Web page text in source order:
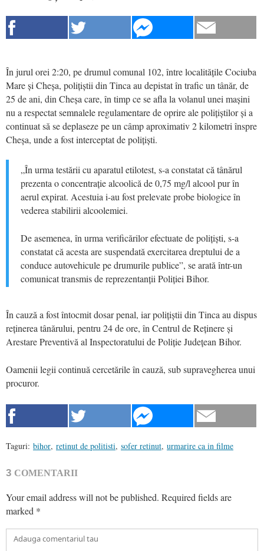
În jurul orei 2:20, pe drumul comunal 102, între localitățile Cociuba
Mare și Cheșa, polițiștii din Tinca au depistat în trafic un tânăr, de
25 de ani, din Cheșa care, în timp ce se afla la volanul unei mașini
nu a respectat semnalele regulamentare de oprire ale polițiștilor și a
continuat să se deplaseze pe un câmp aproximativ 2 kilometri înspre
Cheșa, unde a fost interceptat de polițiști.
„În urma testării cu aparatul etilotest, s-a constatat că tânărul
prezenta o concentrație alcoolică de 0,75 mg/l alcool pur în
aerul expirat. Acestuia i-au fost prelevate probe biologice în
vederea stabilirii alcoolemiei.
De asemenea, în urma verificărilor efectuate de polițiști, s-a
constatat că acesta are suspendată exercitarea dreptului de a
conduce autovehicule pe drumurile publice”, se arată într-un
comunicat transmis de reprezentanții Poliției Bihor.
În cauză a fost întocmit dosar penal, iar polițiștii din Tinca au dispus
reținerea tânărului, pentru 24 de ore, în Centrul de Reținere și
Arestare Preventivă al Inspectoratului de Poliție Județean Bihor.
Oamenii legii continuă cercetările în cauză, sub supravegherea unui
procuror.
Taguri: bihor, retinut de politisti, sofer retinut, urmarire ca in filme
3 COMENTARII
Your email address will not be published. Required fields are
marked *